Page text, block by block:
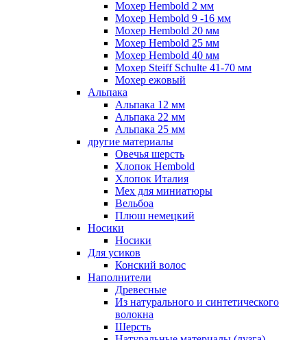
Мохер Hembold 2 мм
Мохер Hembold 9 -16 мм
Мохер Hembold 20 мм
Мохер Hembold 25 мм
Мохер Hembold 40 мм
Мохер Steiff Schulte 41-70 мм
Мохер ежовый
Альпака
Альпака 12 мм
Альпака 22 мм
Альпака 25 мм
другие материалы
Овечья шерсть
Хлопок Hembold
Хлопок Италия
Мех для миниатюры
Вельбоа
Плюш немецкий
Носики
Носики
Для усиков
Конский волос
Наполнители
Древесные
Из натурального и синтетического
волокна
Шерсть